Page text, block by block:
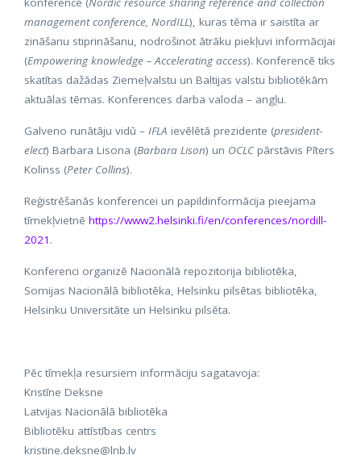
management conference, NordILL), kuras tēma ir saistīta ar
zināšanu stiprināšanu, nodrošinot ātrāku piekļuvi informācijai
(Empowering knowledge – Accelerating access). Konferencē tiks
skatītas dažādas Ziemeļvalstu un Baltijas valstu bibliotēkām
aktuālas tēmas. Konferences darba valoda – angļu.
Galveno runātāju vidū – IFLA ievēlētā prezidente (president-
elect) Barbara Lisona (Barbara Lison) un OCLCpārstāvis Pīters
Kolinss (Peter Collins).
Reģistrēšanās konferencei un papildinformācija pieejama
tīmekļvietnē https://www2.helsinki.fi/en/conferences/nordill-
2021 .
Konferenci organizē Nacionālā repozitorija bibliotēka,
Somijas Nacionālā bibliotēka, Helsinku pilsētas bibliotēka,
Helsinku Universitāte un Helsinku pilsēta.
Pēc tīmekļa resursiem informāciju sagatavoja:
Kristīne Deksne
Latvijas Nacionālā bibliotēka
Bibliotēku attīstības centrs
kristine.deksne@lnb.lv